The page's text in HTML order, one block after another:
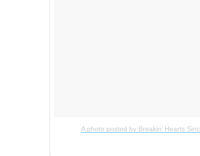
A photo posted by Breakin’ Hearts